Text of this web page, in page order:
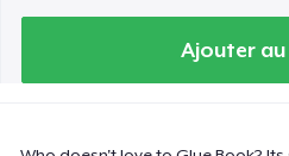
Ajouter au